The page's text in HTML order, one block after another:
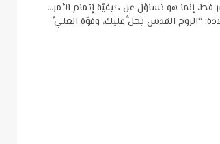
إنما هو تساؤل عن كيفيّة إتمام الأمر…
“الروح القدس يحلُّ عليك، وقوّة العليِّ